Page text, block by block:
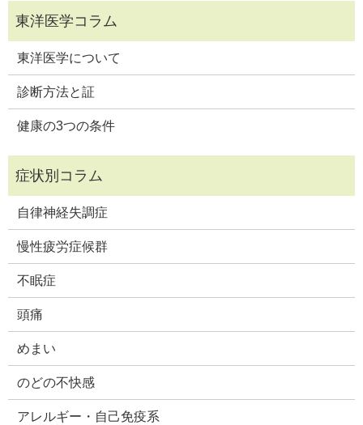
東洋医学について
診断方法と証
健康の3つの条件
自律神経失調症
慢性疲労症候群
不眠症
頭痛
めまい
のどの不快感
アレルギー・自己免疫系